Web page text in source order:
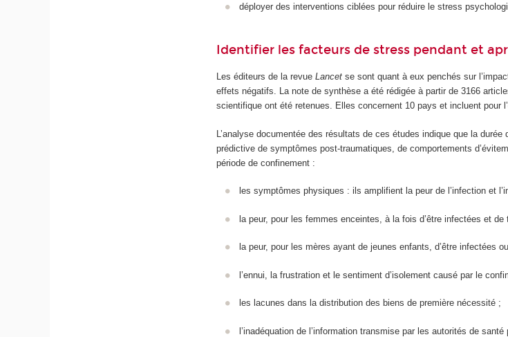
déployer des interventions ciblées pour réduire le stress
Identifier les facteurs de stress pendant et
Les éditeurs de la revueLancet se sont quant à eux penchés sur
effets négatifs. La note de synthèse a été rédigée à partir de 3166
scientifique ont été retenues. Elles concernent 10 pays et incluent pour
L’analyse documentée des résultats de ces études indique que la
prédictive de symptômes post-traumatiques, de comportements
période de confinement :
les symptômes physiques : ils amplifient la peur de l’infection et
la peur, pour les femmes enceintes, à la fois d’être infectées et
la peur, pour les mères ayant de jeunes enfants, d’être infectées
l’ennui, la frustration et le sentiment d’isolement causé par le
les lacunes dans la distribution des biens de première nécessité ;
l’inadéquation de l’information transmise par les autorités de